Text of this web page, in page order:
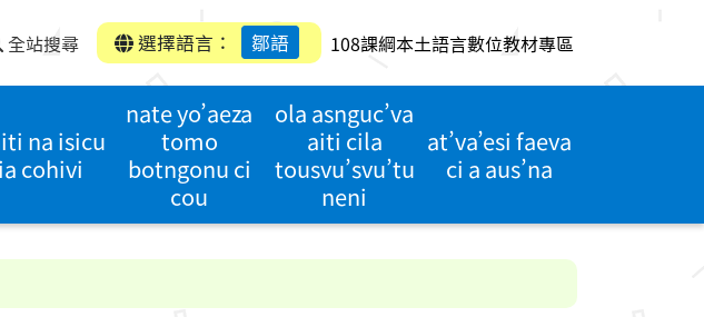
全站搜尋 選擇語言： 鄒語 108課綱本土語言數位教材專區
na isicu
cohivi
nate yo’aeza
tomo
botngonu ci
cou
ola asnguc’va
aiti cila
tousvu’svu’tu
neni
at’va’esi faeva
ci a aus’na